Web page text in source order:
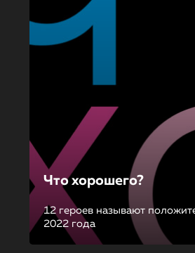
Что хорошего?
12 героев называют
2022 года